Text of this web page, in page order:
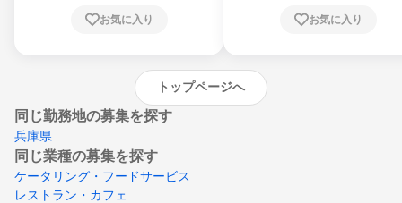
崎県、熊本県、大分県、宮崎県、鹿児島県、
お気に入り お気に入り
トップページへ
同じ勤務地の募集を探す
兵庫県
同じ業種の募集を探す
ケータリング・フードサービス
レストラン・カフェ